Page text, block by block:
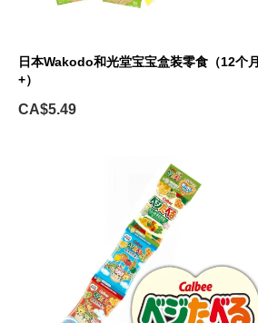
日本Wakodo和光堂宝宝盒装零食（12个月
+）
CA$5.49